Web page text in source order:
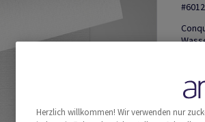
Herzlich willkommen! Wir verwenden nur